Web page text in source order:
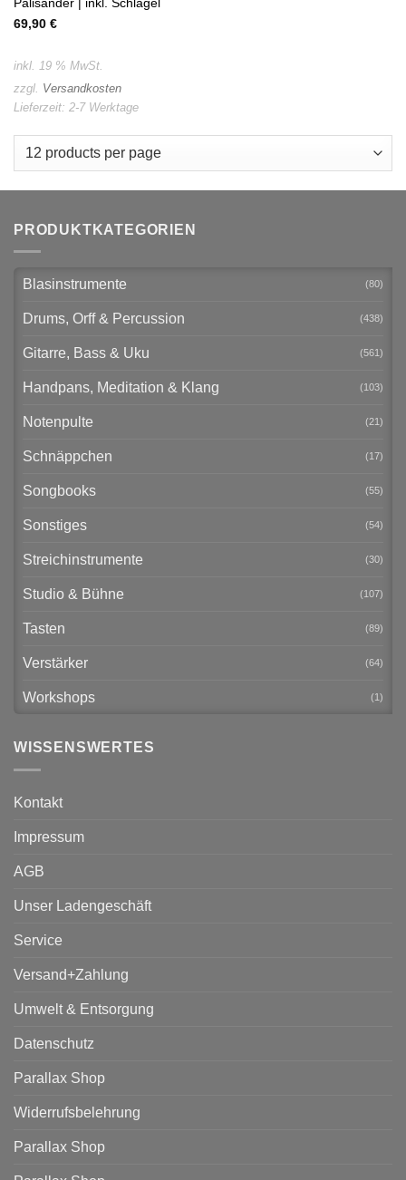
Palisander | inkl. Schlägel
69,90 €
inkl. 19 % MwSt.
zzgl. Versandkosten
Lieferzeit: 2-7 Werktage
PRODUKTKATEGORIEN
Blasinstrumente (80)
Drums, Orff & Percussion (438)
Gitarre, Bass & Uku (561)
Handpans, Meditation & Klang (103)
Notenpulte (21)
Schnäppchen (17)
Songbooks (55)
Sonstiges (54)
Streichinstrumente (30)
Studio & Bühne (107)
Tasten (89)
Verstärker (64)
Workshops (1)
WISSENSWERTES
Kontakt
Impressum
AGB
Unser Ladengeschäft
Service
Versand+Zahlung
Umwelt & Entsorgung
Datenschutz
Parallax Shop
Widerrufsbelehrung
Parallax Shop